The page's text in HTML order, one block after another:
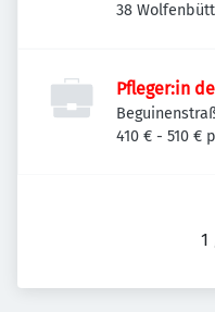
38
Pfleger:in
Deutschland
410 € - 510 €
1